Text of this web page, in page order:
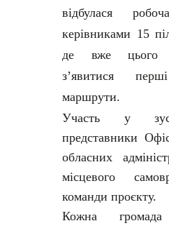
відбулася
керівниками 15
де вже цього
з’явитися
маршрути.
Участь у
представники
обласних
місцевого
команди проєкту.
Кожна громада